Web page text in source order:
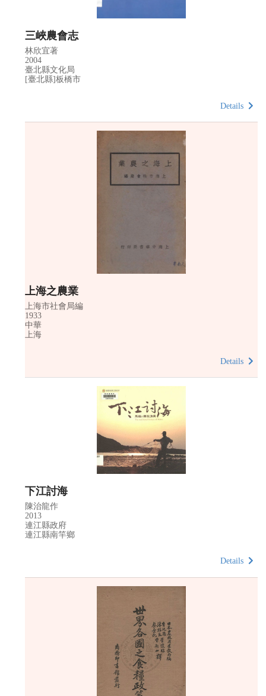
三峽農會志
林欣宜著
2004
臺北縣文化局
[臺北縣]板橋市
Details
上海之農業
上海市社會局編
1933
中華
上海
Details
下江討海
陳治龍作
2013
連江縣政府
連江縣南竿鄉
Details